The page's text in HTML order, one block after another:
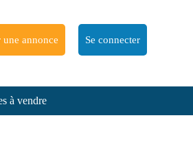
une annonce Se connecter
à vendre